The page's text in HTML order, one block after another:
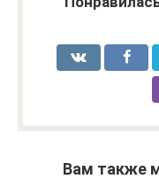
Вам также